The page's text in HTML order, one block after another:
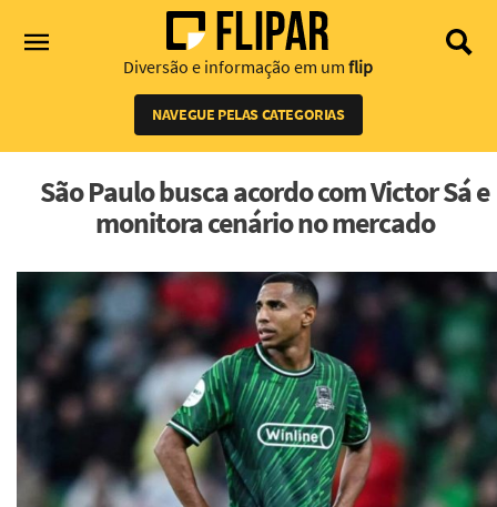
Diversão e informação em um flip
NAVEGUE PELAS CATEGORIAS
São Paulo busca acordo com Victor Sá e
monitora cenário no mercado